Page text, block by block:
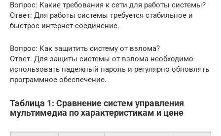
Вопрос: Какие требования к сети для работы системы?
Ответ: Для работы системы требуется стабильное и
быстрое интернет-соединение.
Вопрос: Как защитить систему от взлома?
Ответ: Для защиты системы от взлома необходимо
использовать надежный пароль и регулярно обновлять
программное обеспечение.
Таблица 1: Сравнение систем управления
мультимедиа по характеристикам и цене